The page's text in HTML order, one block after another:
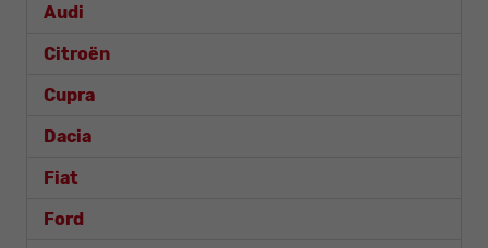
Audi
Citroën
Cupra
Dacia
Fiat
Ford